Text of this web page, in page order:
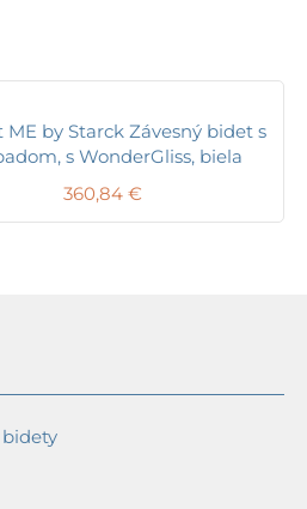
ME by Starck Závesný bidet s
s WonderGliss, biela
360,84 €
bidety